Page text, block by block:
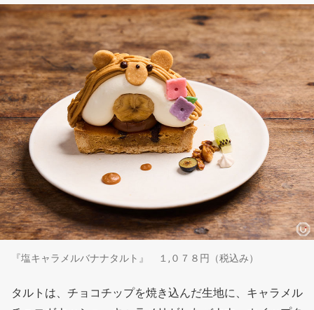
『塩キャラメルバナナタルト』 １,０７８円（税込み）
タルトは、チョコチップを焼き込んだ生地に、キャラメル